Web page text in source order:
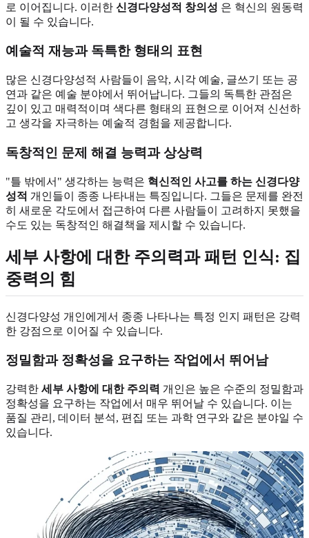
로 이어집니다. 이러한 신경다양성적 창의성 은 혁신의 원동력
이 될 수 있습니다.
예술적 재능과 독특한 형태의 표현
많은 신경다양성적 사람들이 음악, 시각 예술, 글쓰기 또는 공
연과 같은 예술 분야에서 뛰어납니다. 그들의 독특한 관점은
깊이 있고 매력적이며 색다른 형태의 표현으로 이어져 신선하
고 생각을 자극하는 예술적 경험을 제공합니다.
독창적인 문제 해결 능력과 상상력
"틀 밖에서" 생각하는 능력은 혁신적인 사고를 하는 신경다양
성적 개인들이 종종 나타내는 특징입니다. 그들은 문제를 완전
히 새로운 각도에서 접근하여 다른 사람들이 고려하지 못했을
수도 있는 독창적인 해결책을 제시할 수 있습니다.
세부 사항에 대한 주의력과 패턴 인식: 집
중력의 힘
신경다양성 개인에게서 종종 나타나는 특정 인지 패턴은 강력
한 강점으로 이어질 수 있습니다.
정밀함과 정확성을 요구하는 작업에서 뛰어남
강력한 세부 사항에 대한 주의력 개인은 높은 수준의 정밀함과
정확성을 요구하는 작업에서 매우 뛰어날 수 있습니다. 이는
품질 관리, 데이터 분석, 편집 또는 과학 연구와 같은 분야일 수
있습니다.